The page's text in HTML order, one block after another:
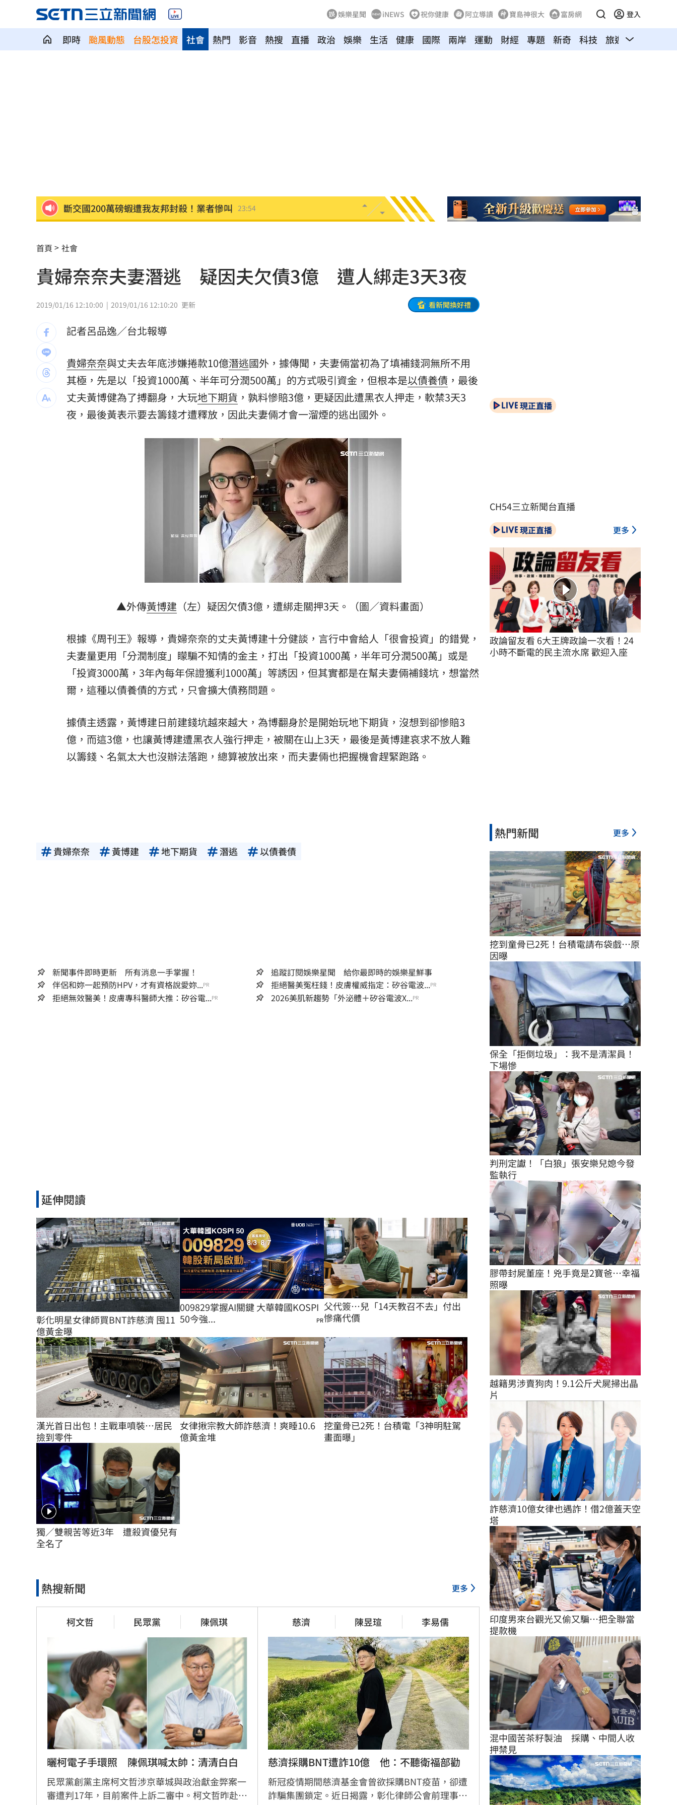
娛樂星聞 iNEWS 祝你健康 阿立導讀 寶島神很大 富房網 登入
即時 颱風動態 台股怎投資 熱門 影音 熱搜 直播 政治
社會 娛樂 生活 健康 國際 兩岸 運動 財經 專題 新奇 科技 旅遊 汽車
斷交國200萬磅蝦遭我友邦封殺！業者慘叫 23:54
為5億商機翻臉 肥大叔插刀：要死一起死
杜金龍點名：「這檔權值股」千萬別長抱 23:25
額頭冒出痘痘 女手癢猛摳竟成「病毒疣」
政院每年加碼25.5億元 優化全台商圈夜市
環法自行車賽爆作弊！女靠胸部裝備降風阻 23:14
學霸牙醫槓離職員工 為3萬筆電互告慘勝 23:10
俄羅斯蝗害肆虐如末日 網驚：聖經十災 23:06
慈濟採購BNT遭詐10億 他：不聽衛福部勸 23:05
蔡英文做2件事 黃暐瀚：台東變五五波 23:03
蔣萬安危險了！最新民調沈伯洋僅落後5% 23:00
「地獄酷暑」襲南韓 礦泉水曝曬恐致癌 23:00
理想混蛋號召粉絲跨海追星吃美食！ 18:15
首頁 社會
貴婦奈奈夫妻潛逃 疑因夫欠債3億 遭人綁走3天3夜
2019/01/16 12:10:00 2019/01/16 12:10:20 更新 看新聞換好禮
記者呂品逸／台北報導
貴婦奈奈與丈夫去年底涉嫌捲款10億潛逃國外，據傳聞，夫妻倆當初為了填補錢洞無所不用
其極，先是以「投資1000萬、半年可分潤500萬」的方式吸引資金，但根本是以債養債 ，最後
丈夫黃博健為了搏翻身，大玩地下期貨 ，孰料慘賠3億，更疑因此遭黑衣人押走，軟禁3天3
夜，最後黃表示要去籌錢才遭釋放，因此夫妻倆才會一溜煙的逃出國外。
▲外傳黃博建 （左）疑因欠債3億，遭綁走關押3天。（圖／資料畫面）
根據《周刊王》報導，貴婦奈奈的丈夫黃博建十分健談，言行中會給人「很會投資」的錯覺，
夫妻量更用「分潤制度」矇騙不知情的金主，打出「投資1000萬，半年可分潤500萬」或是
「投資3000萬，3年內每年保證獲利1000萬」等誘因，但其實都是在幫夫妻倆補錢坑，想當然
爾，這種以債養債的方式，只會擴大債務問題。
據債主透露，黃博建日前建錢坑越來越大，為博翻身於是開始玩地下期貨，沒想到卻慘賠3
億，而這3億，也讓黃博建遭黑衣人強行押走，被關在山上3天，最後是黃博建哀求不放人難
以籌錢、名氣太大也沒辦法落跑，總算被放出來，而夫妻倆也把握機會趕緊跑路。
貴婦奈奈 黃博建 地下期貨 潛逃 以債養債
新聞事件即時更新 所有消息一手掌握！
追蹤訂閱娛樂星聞 給你最即時的娛樂星鮮事
伴侶和妳一起預防HPV，才有資格說愛妳...PR 拒絕醫美冤枉錢！皮膚權威指定：矽谷電波...PR
拒絕無效醫美！皮膚專科醫師大推：矽谷電...PR 2026美肌新趨勢「外泌體＋矽谷電波X...PR
延伸閱讀
彰化明星女律師買BNT詐慈濟 囤11
億黃金曝
009829掌握AI關鍵 大華韓國KOSPI
50今強...
PR
父代簽…兒「14天教召不去」付出
慘痛代價
漢光首日出包！主戰車噴裝…居民
撿到零件
女律揪宗教大師詐慈濟！爽睡10.6
億黃金堆
挖童骨已2死！台積電「3神明駐駕
畫面曝」
獨／雙親苦等近3年　遭殺資優兒有
全名了
熱搜新聞 更多
柯文哲 民眾黨 陳佩琪
曬柯電子手環照　陳佩琪喊太帥：清清白白
民眾黨創黨主席柯文哲涉京華城與政治獻金弊案一
審遭判17年，目前案件上訴二審中。柯文哲昨赴派
慈濟 陳昱瑄 李易儒
慈濟採購BNT遭詐10億　他：不聽衛福部勸
新冠疫情期間慈濟基金會曾欲採購BNT疫苗，卻遭
詐騙集團鎖定。近日揭露，彰化律師公會前理事長
現正直播
CH54三立新聞台直播
現正直播 更多
政論留友看 6大王牌政論一次看！24
小時不斷電的民主流水席 歡迎入座
熱門新聞 更多
挖到童骨已2死！台積電請布袋戲…原
因曝
保全「拒倒垃圾」：我不是清潔員！
下場慘
判刑定讞！「白狼」張安樂兒媳今發
監執行
膠帶封屍董座！兇手竟是2寶爸…幸福
照曝
越籍男涉賣狗肉！9.1公斤犬屍掃出晶
片
詐慈濟10億女律也遇詐！借2億蓋天空
塔
印度男來台觀光又偷又騙…把全聯當
提款機
混中國苦茶籽製油　採購、中間人收
押禁見